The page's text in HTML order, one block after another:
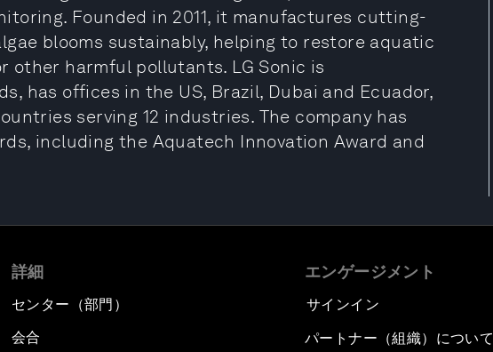
Founded in 2011, it manufactures cutting-
blooms sustainably, helping to restore aquatic
other harmful pollutants. LG Sonic is
has offices in the US, Brazil, Dubai and Ecuador,
serving 12 industries. The company has
including the Aquatech Innovation Award and
詳細
センター（部門）
会合
エンゲージメント
サインイン
パートナー（組織）について